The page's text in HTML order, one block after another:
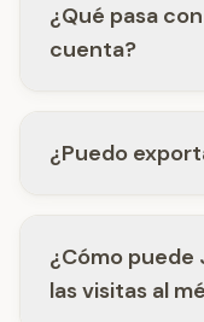
¿Qué pasa
cuenta?
¿Puedo
¿Cómo puede
las visitas al